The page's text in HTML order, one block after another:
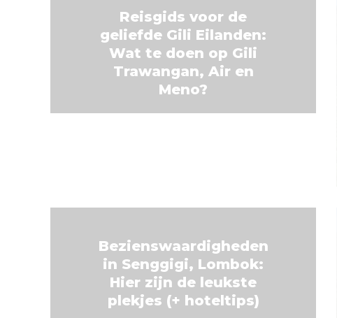
Reisgids voor de
geliefde Gili Eilanden:
Wat te doen op Gili
Trawangan, Air en
Meno?
Bezienswaardigheden
in Senggigi, Lombok:
Hier zijn de leukste
plekjes (+ hoteltips)